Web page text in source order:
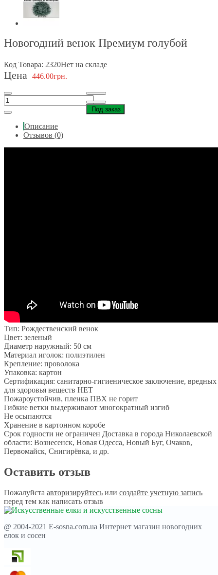
Новогодний венок Премиум голубой
Код Товара: 2320Нет на складе
Цена 446.00грн.
Под заказ
Описание
Отзывов (0)
Тип: Рождественский венок
Цвет: зеленый
Диаметр наружный: 50 см
Материал иголок: полиэтилен
Крепление: проволока
Упаковка: картон
Сертификация: санитарно-гигиеническое заключение, вредных
для здоровья веществ НЕТ
Пожароустойчив, пленка ПВХ не горит
Гибкие ветки выдерживают многократный изгиб
Не осыпаются
Хранение в картонном коробе
Срок годности не ограничен Доставка в города Николаевской
области: Вознесенск, Новая Одесса, Новый Буг, Очаков,
Первомайск, Снигирёвка, и др.
Оставить отзыв
Пожалуйста авторизируйтесь или создайте учетную запись
перед тем как написать отзыв
@ 2004-2021 E-sosna.com.ua Интернет магазин новогодних
елок и сосен